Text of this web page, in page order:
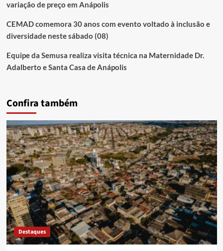
variação de preço em Anápolis
CEMAD comemora 30 anos com evento voltado à inclusão e
diversidade neste sábado (08)
Equipe da Semusa realiza visita técnica na Maternidade Dr.
Adalberto e Santa Casa de Anápolis
Confira também
Destaques